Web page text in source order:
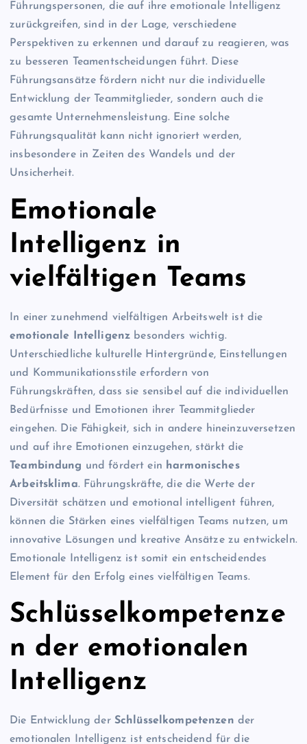
Führungspersonen, die auf ihre emotionale Intelligenz
zurückgreifen, sind in der Lage, verschiedene
Perspektiven zu erkennen und darauf zu reagieren, was
zu besseren Teamentscheidungen führt. Diese
Führungsansätze fördern nicht nur die individuelle
Entwicklung der Teammitglieder, sondern auch die
gesamte Unternehmensleistung. Eine solche
Führungsqualität kann nicht ignoriert werden,
insbesondere in Zeiten des Wandels und der
Unsicherheit.
Emotionale
Intelligenz in
vielfältigen Teams
In einer zunehmend vielfältigen Arbeitswelt ist die
emotionale Intelligenz besonders wichtig.
Unterschiedliche kulturelle Hintergründe, Einstellungen
und Kommunikationsstile erfordern von
Führungskräften, dass sie sensibel auf die individuellen
Bedürfnisse und Emotionen ihrer Teammitglieder
eingehen. Die Fähigkeit, sich in andere hineinzuversetzen
und auf ihre Emotionen einzugehen, stärkt die
Teambindung und fördert ein harmonisches
Arbeitsklima. Führungskräfte, die die Werte der
Diversität schätzen und emotional intelligent führen,
können die Stärken eines vielfältigen Teams nutzen, um
innovative Lösungen und kreative Ansätze zu entwickeln.
Emotionale Intelligenz ist somit ein entscheidendes
Element für den Erfolg eines vielfältigen Teams.
Schlüsselkompetenze
n der emotionalen
Intelligenz
Die Entwicklung der Schlüsselkompetenzen der
emotionalen Intelligenz ist entscheidend für die